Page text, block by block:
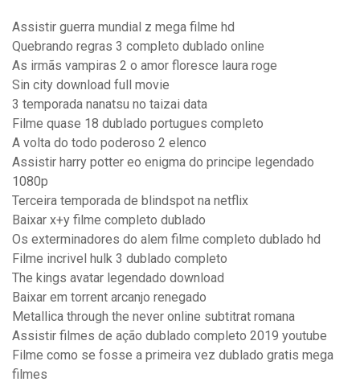
Assistir guerra mundial z mega filme hd
Quebrando regras 3 completo dublado online
As irmãs vampiras 2 o amor floresce laura roge
Sin city download full movie
3 temporada nanatsu no taizai data
Filme quase 18 dublado portugues completo
A volta do todo poderoso 2 elenco
Assistir harry potter eo enigma do principe legendado
1080p
Terceira temporada de blindspot na netflix
Baixar x+y filme completo dublado
Os exterminadores do alem filme completo dublado hd
Filme incrivel hulk 3 dublado completo
The kings avatar legendado download
Baixar em torrent arcanjo renegado
Metallica through the never online subtitrat romana
Assistir filmes de ação dublado completo 2019 youtube
Filme como se fosse a primeira vez dublado gratis mega
filmes